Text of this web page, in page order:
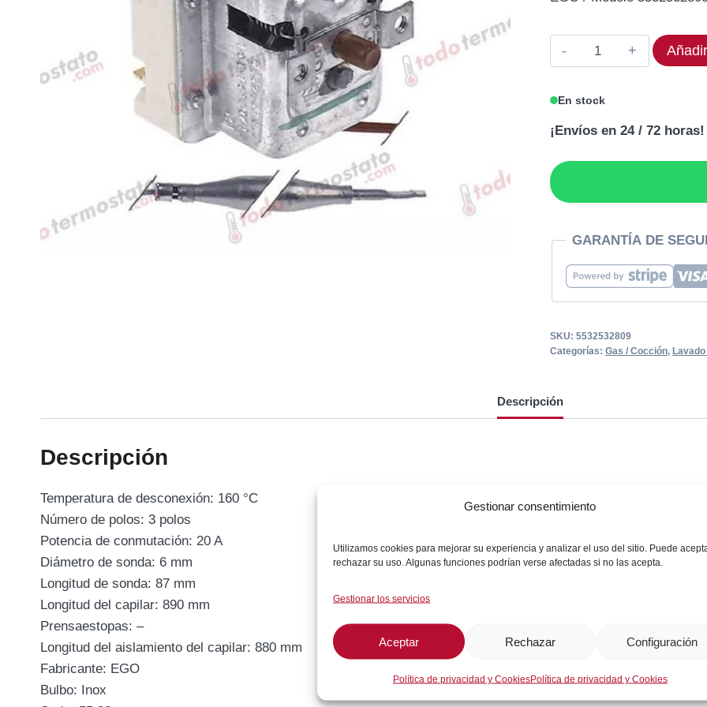
Gestionar consentimiento
Utilizamos cookies para mejorar su experiencia y analizar el uso del sitio. Puede
rechazar su uso. Algunas funciones podrían verse afectadas si no las acepta.
Gestionar los servicios
Aceptar Rechazar Configuración
Política de privacidad y CookiesPolítica de privacidad y Cookies
era:
211,38€.
es:
Termostato
EGO
Rango
160°C
En stock
¡Envíos en 24 / 72 horas!
GARANTÍA DE
SKU: 5532532809
Categorías: Gas / Cocción,
Descripción
Descripción
Temperatura de desconexión: 160 °C
Número de polos: 3 polos
Potencia de conmutación: 20 A
Diámetro de sonda: 6 mm
Longitud de sonda: 87 mm
Longitud del capilar: 890 mm
Prensaestopas: –
Longitud del aislamiento del capilar: 880 mm
Fabricante: EGO
Bulbo: Inox